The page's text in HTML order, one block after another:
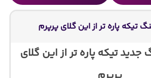
تیکه پاره تر از این گلای پرپرم
جدید تیکه پاره تر از این گلای